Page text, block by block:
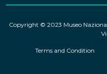
Copyright © 2023 Museo
Terms and Condition